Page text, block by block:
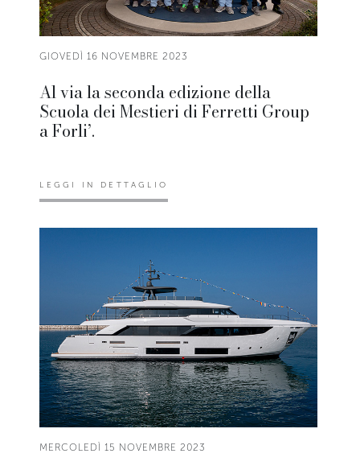
GIOVEDÌ 16 NOVEMBRE 2023
Al via la seconda edizione della
Scuola dei Mestieri di Ferretti Group
a Forli’.
LEGGI IN DETTAGLIO
MERCOLEDÌ 15 NOVEMBRE 2023